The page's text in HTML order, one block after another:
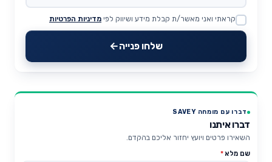
Website
קראתי ואני מאשר/ת קבלת מידע ושיווק לפי מדיניות הפרטיות
שלחו פנייה
דברו עם מומחה SAVEY
דברו איתנו
השאירו פרטים ויועץ יחזור אליכם בהקדם.
שם מלא*